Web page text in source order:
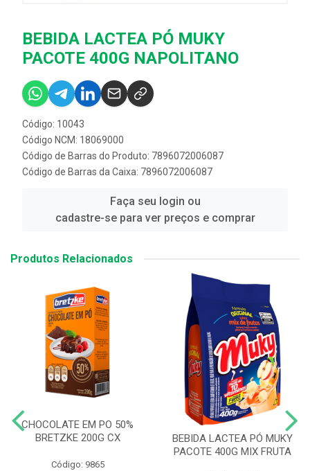
BEBIDA LACTEA PÓ MUKY
PACOTE 400G NAPOLITANO
Código: 10043
Código NCM: 18069000
Código de Barras do Produto: 7896072006087
Código de Barras da Caixa: 7896072006087
Faça seu login ou
cadastre-se para ver preços e comprar
Produtos Relacionados
CHOCOLATE EM PO 50%
BRETZKE 200G CX
Código: 9865
BEBIDA LACTEA PÓ MUKY
PACOTE 400G MIX FRUTA